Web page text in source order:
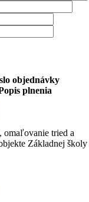
objednávky
plnenia
omaľovanie tried a
Základnej školy